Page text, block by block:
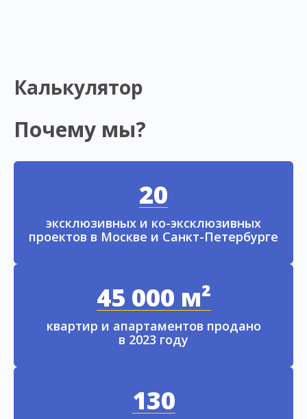
Калькулятор
Почему мы?
20
эксклюзивных и ко-эксклюзивных
проектов в Москве и Санкт-Петербурге
45 000 м²
квартир и апартаментов продано
в 2023 году
130